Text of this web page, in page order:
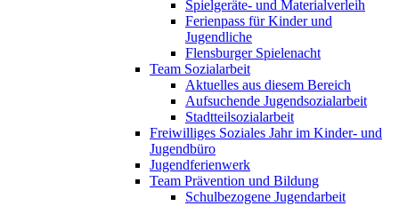
Spielgeräte- und Materialverleih
Ferienpass für Kinder und
Jugendliche
Flensburger Spielenacht
Team Sozialarbeit
Aktuelles aus diesem Bereich
Aufsuchende Jugendsozialarbeit
Stadtteilsozialarbeit
Freiwilliges Soziales Jahr im Kinder- und
Jugendbüro
Jugendferienwerk
Team Prävention und Bildung
Schulbezogene Jugendarbeit